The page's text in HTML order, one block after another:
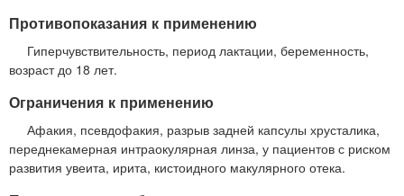
Противопоказания к применению
Гиперчувствительность, период лактации, беременность,
возраст до 18 лет.
Ограничения к применению
Афакия, псевдофакия, разрыв задней капсулы хрусталика,
переднекамерная интраокулярная линза, у пациентов с риском
развития увеита, ирита, кистоидного макулярного отека.